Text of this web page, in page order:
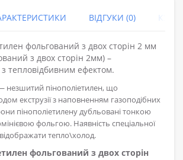
ВІДГУКИ (0)
фольгований з двох сторін 2 мм
з двох сторін 2мм) –
з тепловідбивним ефектом.
незшитий пінополіетилен, що
екструзії з наповненням газоподібних
пінополіетилену дубльовані тонкою
фольгою. Наявність спеціальної
тепло\холод.
фольгований з двох сторін